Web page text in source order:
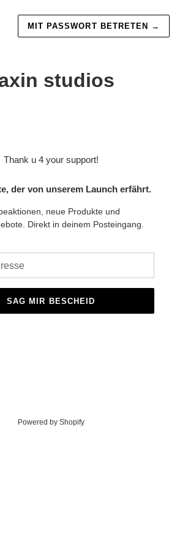
MIT PASSWORT BETRETEN →
studios
Thank u 4 your support!
der von unserem Launch erfährt.
neue Produkte und
Direkt in deinem Posteingang.
SAG MIR BESCHEID
Powered by Shopify